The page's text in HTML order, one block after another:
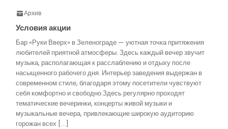
Архив
Условия акции
Бар «Руки Вверх» в Зеленограде — уютная точка притяжения
любителей приятной атмосферы. Здесь каждый вечер звучит
музыка, располагающая к расслаблению и отдыху после
насыщенного рабочего дня. Интерьер заведения выдержан в
современном стиле, благодаря этому посетители чувствуют
себя комфортно и свободно.Здесь регулярно проходят
тематические вечеринки, концерты живой музыки и
музыкальные вечера, привлекающие широкую аудиторию
горожан всех […]